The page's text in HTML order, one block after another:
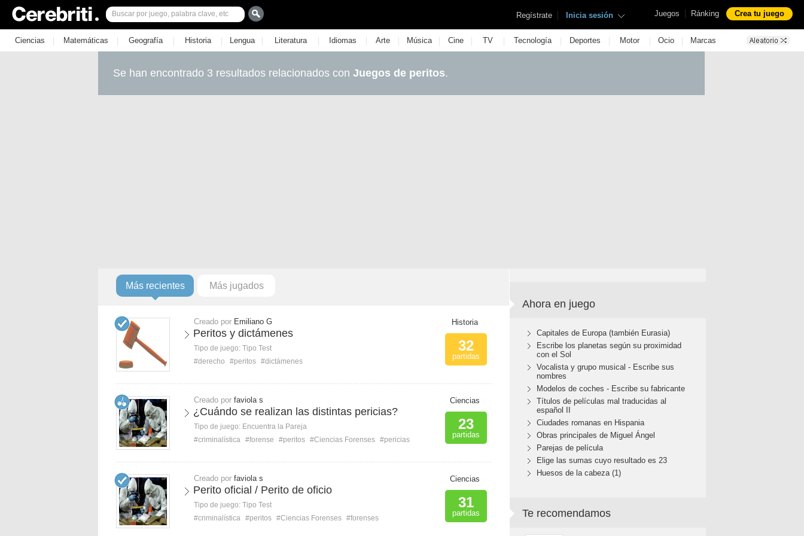
Juegos | Ránking Crea tu juego
Regístrate | Inicia sesión
Ciencias | Matemáticas | Geografía | Historia | Lengua | Literatura | Idiomas | Arte | Música | Cine | TV | Tecnología | Deportes | Motor | Ocio | Marcas
Se han encontrado 3 resultados relacionados con Juegos de peritos.
Más recientes Más jugados
Creado por Emiliano G
Peritos y dictámenes
Tipo de juego: Tipo Test
#derecho
#peritos #dictámenes
Historia
32
partidas
Creado por faviola s
¿Cuándo se realizan las distintas pericias?
Tipo de juego: Encuentra la Pareja
#criminalística #forense #peritos #Ciencias Forenses #pericias
Ciencias
23
partidas
Creado por faviola s
Perito oficial / Perito de oficio
Tipo de juego: Tipo Test
#criminalística #peritos #Ciencias Forenses #forenses
Ciencias
31
partidas
Ahora en juego
Capitales de Europa (también Eurasia)
Escribe los planetas según su proximidad
con el Sol
Vocalista y grupo musical - Escribe sus
nombres
Modelos de coches - Escribe su fabricante
Títulos de películas mal traducidas al
español II
Ciudades romanas en Hispania
Obras principales de Miguel Ángel
Parejas de película
Elige las sumas cuyo resultado es 23
Huesos de la cabeza (1)
Te recomendamos